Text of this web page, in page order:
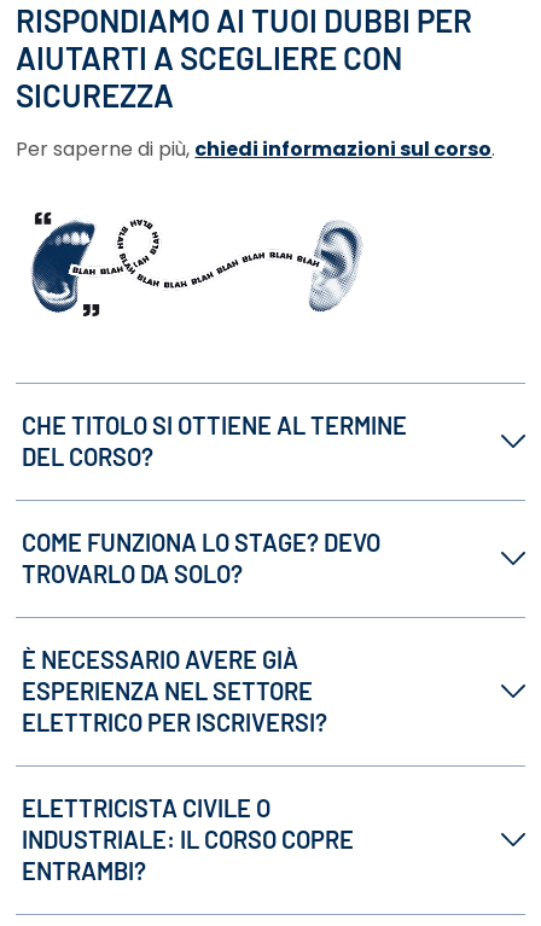
RISPONDIAMO AI TUOI DUBBI PER
AIUTARTI A SCEGLIERE CON
SICUREZZA
Per saperne di più, chiedi informazioni sul corso.
CHE TITOLO SI OTTIENE AL TERMINE
DEL CORSO?
COME FUNZIONA LO STAGE? DEVO
TROVARLO DA SOLO?
È NECESSARIO AVERE GIÀ
ESPERIENZA NEL SETTORE
ELETTRICO PER ISCRIVERSI?
ELETTRICISTA CIVILE O
INDUSTRIALE: IL CORSO COPRE
ENTRAMBI?